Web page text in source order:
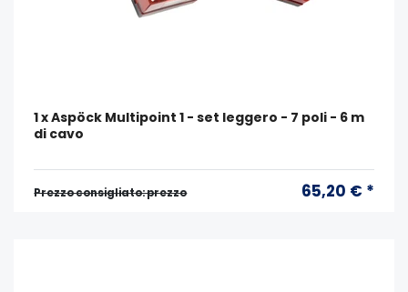
1 x Aspöck Multipoint 1 - set leggero - 7 poli - 6 m
di cavo
Prezzo consigliato: prezzo 65,20 € *